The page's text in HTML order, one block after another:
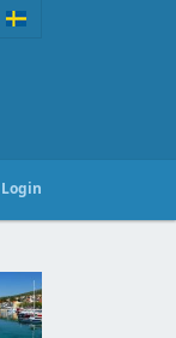
Login